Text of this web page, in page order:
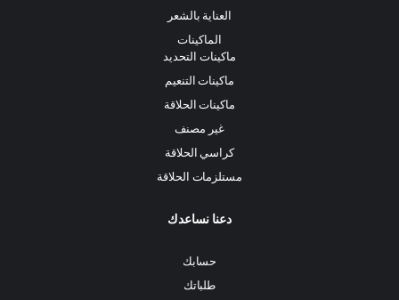
العناية بالشعر
الماكينات
ماكينات التحديد
ماكينات التنعيم
ماكينات الحلاقة
غير مصنف
كراسي الحلاقة
مستلزمات الحلاقة
دعنا نساعدك
حسابك
طلباتك